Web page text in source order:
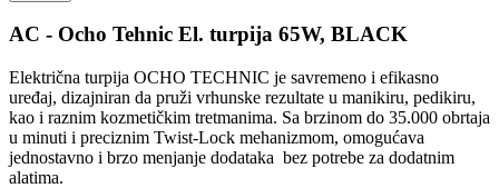
AC - Ocho Tehnic El. turpija 65W, BLACK
Električna turpija OCHO TECHNIC je savremeno i efikasno
uređaj, dizajniran da pruži vrhunske rezultate u manikiru, pedikiru,
kao i raznim kozmetičkim tretmanima. Sa brzinom do 35.000 obrtaja
u minuti i preciznim Twist-Lock mehanizmom, omogućava
jednostavno i brzo menjanje dodataka bez potrebe za dodatnim
alatima.